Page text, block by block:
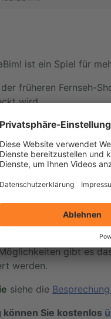
ist ein Spiel für
früheren Fernseh-
wird.
aus der Runde
Zeigen aufgedeckt
der Kacheln kann
die Kacheln, desto
länger dauert es
Anklicken oder
beim
gibt es
werden.
siehe die
Sie kostenlos